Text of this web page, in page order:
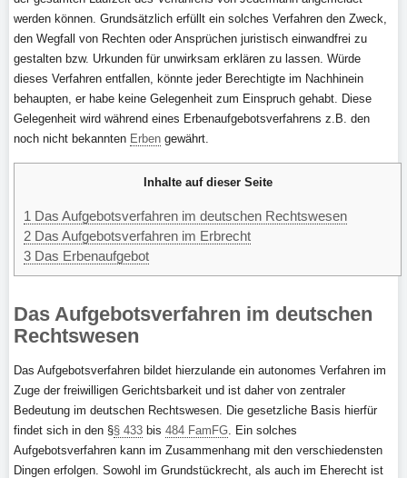
werden können. Grundsätzlich erfüllt ein solches Verfahren den Zweck,
den Wegfall von Rechten oder Ansprüchen juristisch einwandfrei zu
gestalten bzw. Urkunden für unwirksam erklären zu lassen. Würde
dieses Verfahren entfallen, könnte jeder Berechtigte im Nachhinein
behaupten, er habe keine Gelegenheit zum Einspruch gehabt. Diese
Gelegenheit wird während eines Erbenaufgebotsverfahrens z.B. den
noch nicht bekannten Erben gewährt.
Inhalte auf dieser Seite
1 Das Aufgebotsverfahren im deutschen Rechtswesen
2 Das Aufgebotsverfahren im Erbrecht
3 Das Erbenaufgebot
Das Aufgebotsverfahren im deutschen
Rechtswesen
Das Aufgebotsverfahren bildet hierzulande ein autonomes Verfahren im
Zuge der freiwilligen Gerichtsbarkeit und ist daher von zentraler
Bedeutung im deutschen Rechtswesen. Die gesetzliche Basis hierfür
findet sich in den §§ 433 bis 484 FamFG. Ein solches
Aufgebotsverfahren kann im Zusammenhang mit den verschiedensten
Dingen erfolgen. Sowohl im Grundstückrecht, als auch im Eherecht ist